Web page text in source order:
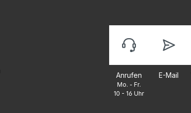
Anrufen
Mo. - Fr.
10 - 16 Uhr
E-Mail